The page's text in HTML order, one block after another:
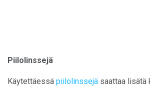
Piilolinssejä
Käytettäessä piilolinssejä saattaa lisätä